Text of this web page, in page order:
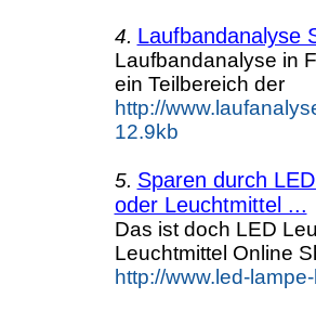
4. Laufbandanalyse
Laufbandanalyse in
ein Teilbereich der
http://
12.9kb
5. Sparen durch
oder Leuchtmittel ...
Das ist doch LED
Leuchtmittel Online
http://www.led-